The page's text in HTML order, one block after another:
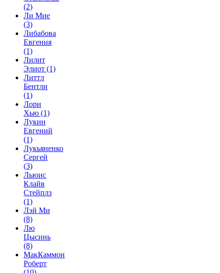
(2)
Ли Мие
(3)
Либабова
Евгения
(1)
Лилит
Элиот (1)
Литтл
Бентли
(1)
Лори
Хью (1)
Лукин
Евгений
(1)
Лукьяненко
Сергей
(3)
Льюис
Клайв
Стейплз
(1)
Лэй Ми
(8)
Лю
Цысинь
(8)
МакКаммон
Роберт